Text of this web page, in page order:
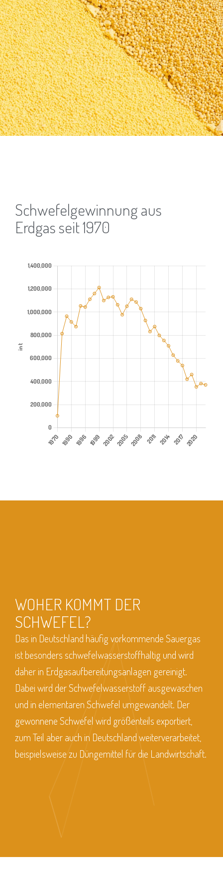
Schwefelgewinnung aus
Erdgas seit 1970
WOHER KOMMT DER
SCHWEFEL?
Das in Deutschland häufig vorkommende Sauergas
ist besonders schwefelwasserstoffhaltig und wird
daher in Erdgasaufbereitungsanlagen gereinigt.
Dabei wird der Schwefelwasserstoff ausgewaschen
und in elementaren Schwefel umgewandelt. Der
gewonnene Schwefel wird größenteils exportiert,
zum Teil aber auch in Deutschland weiterverarbeitet,
beispielsweise zu Düngemittel für die Landwirtschaft.